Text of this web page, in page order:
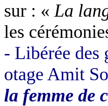
sur : «La
les
- Libérée des
otage Amit
la femme de